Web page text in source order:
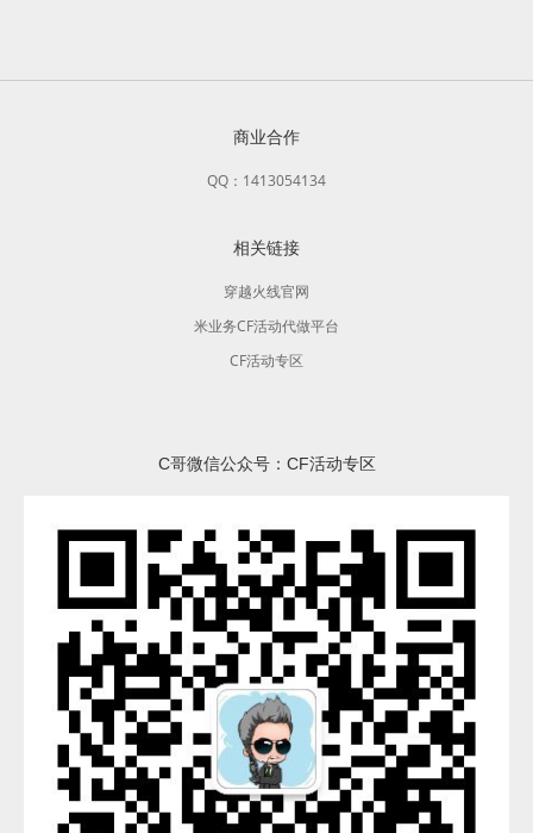
商业合作
QQ：1413054134
相关链接
穿越火线官网
米业务CF活动代做平台
CF活动专区
C哥微信公众号：CF活动专区